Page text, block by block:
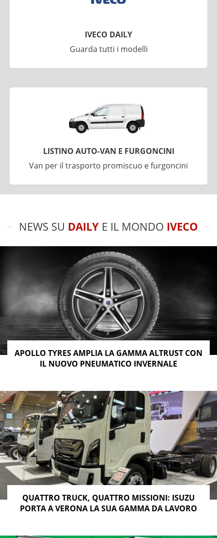
IVECO DAILY
Guarda tutti i modelli
LISTINO AUTO-VAN E FURGONCINI
Van per il trasporto promiscuo e furgoncini
NEWS SU DAILY E IL MONDO IVECO
APOLLO TYRES AMPLIA LA GAMMA ALTRUST CON
IL NUOVO PNEUMATICO INVERNALE
QUATTRO TRUCK, QUATTRO MISSIONI: ISUZU
PORTA A VERONA LA SUA GAMMA DA LAVORO